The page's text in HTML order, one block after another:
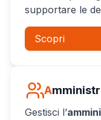
supportare le
Scopri
A
Gestisci l’